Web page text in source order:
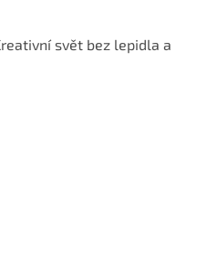
svět bez lepidla a